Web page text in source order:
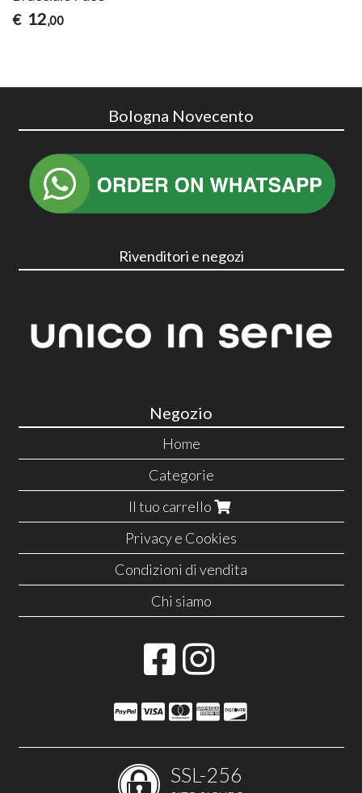
€ 12,00
Bologna Novecento
Rivenditori e negozi
Negozio
Home
Categorie
Il tuo carrello
Privacy e Cookies
Condizioni di vendita
Chi siamo
SSL-256